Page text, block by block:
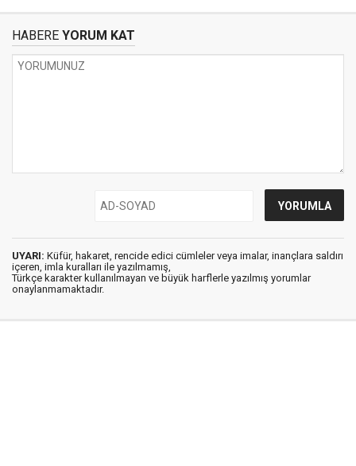
HABERE YORUM KAT
UYARI: Küfür, hakaret, rencide edici cümleler veya imalar, inançlara saldırı
içeren, imla kuralları ile yazılmamış,
Türkçe karakter kullanılmayan ve büyük harflerle yazılmış yorumlar
onaylanmamaktadır.